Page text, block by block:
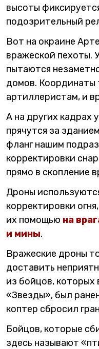
высоты
подозрительный
Вот на окраине
вражеской пехоты.
пытаются
домов. Координаты
артиллеристам, и
А на других кадрах
прячутся за
фланг нашим
корректировки
прямо в скопление
Дроны
корректировки
их помощью на
и мины.
Вражеские дроны
доставить
из бойцов, которых
«Звезды», был
коптер сбросил
Бойцов, которые
здесь называют